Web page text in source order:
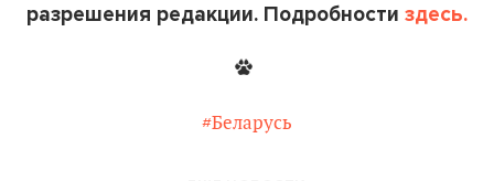
разрешения редакции. Подробности здесь.
#Беларусь